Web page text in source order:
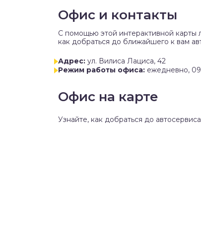
Офис и контакты
C помощью этой интерактивной карты
как добраться до ближайшего к вам
Адрес: ул. Вилиса Лациса, 42
Режим работы офиса: ежедневно,
Офис на карте
Узнайте, как добраться до